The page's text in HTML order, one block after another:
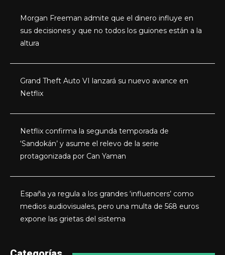
Morgan Freeman admite que el dinero influye en
sus decisiones y que no todos los guiones están a la
altura
Grand Theft Auto VI lanzará su nuevo avance en
Netflix
Netflix confirma la segunda temporada de
‘Sandokán’ y asume el relevo de la serie
protagonizada por Can Yaman
España ya regula a los grandes ‘influencers’ como
medios audiovisuales, pero una multa de 568 euros
expone las grietas del sistema